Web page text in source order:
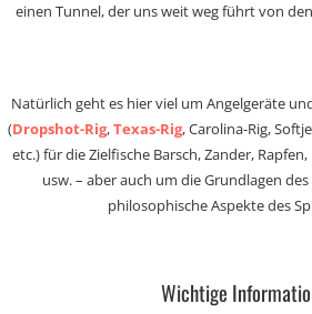
einen Tunnel, der uns weit weg führt von
Natürlich geht es hier viel um Angelgeräte
(Dropshot-Rig,Texas-Rig, Carolina-Rig,
etc.) für die Zielfische Barsch, Zander,
usw. – aber auch um die Grundlagen
philosophische Aspekte des
Wichtige